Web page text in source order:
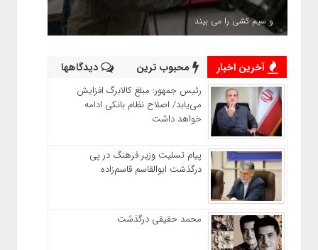
و سیم کشی را می بیند
آخرین اخبار محبوب ترین دیدگاهها
رئیس‌ جمهور: مبلغ کالابرگ افزایش
می‌یابد/ اصلاح نظام بانکی ادامه
خواهد داشت
پیام تسلیت وزیر فرهنگ در پی
درگذشت ابوالقاسم قاسم‌زاده
محمد حقیقی درگذشت